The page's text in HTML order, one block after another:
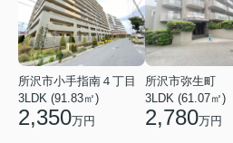
所沢市小手指南４丁目
3LDK (91.83㎡)
2,350万円
所沢市弥生町
3LDK (61.07㎡)
2,780万円